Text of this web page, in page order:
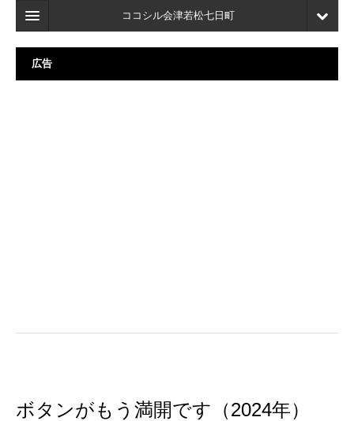
ココシル会津若松七日町
ホーム
検索
広告
ボタンがもう満開です（2024年）